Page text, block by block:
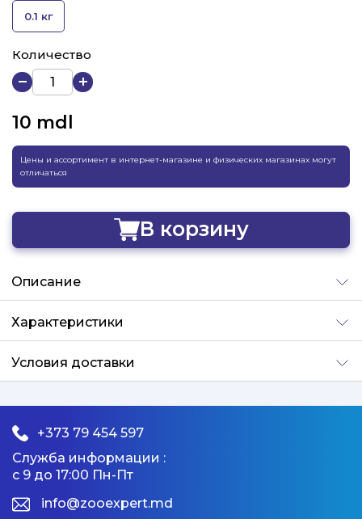
0.1 кг
Количество
10 mdl
Цены и ассортимент в интернет-магазине и физических магазинах могут
отличаться
В корзину
Добавлено
Описание
Характеристики
Условия доставки
+373 79 454 597
Служба информации :
с 9 до 17:00 Пн-Пт
info@zooexpert.md